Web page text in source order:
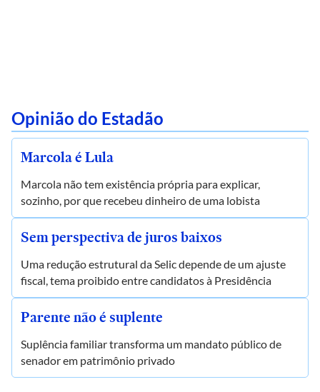
Opinião do Estadão
Marcola é Lula
Marcola não tem existência própria para explicar,
sozinho, por que recebeu dinheiro de uma lobista
Sem perspectiva de juros baixos
Uma redução estrutural da Selic depende de um ajuste
fiscal, tema proibido entre candidatos à Presidência
Parente não é suplente
Suplência familiar transforma um mandato público de
senador em patrimônio privado